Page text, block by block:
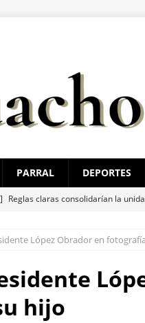
PARRAL DEPORTES
Reglas claras consolidarían la
Localizan sin vida a un joven en
Choque en la avenida 20 de
López Obrador en
hijo